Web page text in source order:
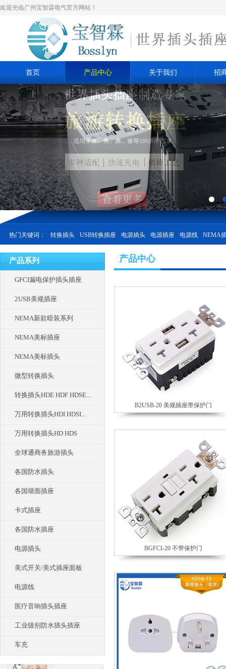
欢迎光临广州宝智霖电气官方网站！
首页 产品中心 关于我们 招
热门关键词： 转换插头 USB转换插座 电源插头 电源插座 电源线 NEMA
产品系列
GFCI漏电保护插头插座
2USB美规插座
NEMA新款暗装系列
NEMA美标插座
NEMA美标插头
微型转换插头
转换插头HDE HDF HDSE...
万用转换插头HDI HDSI...
万用转换插头HD HDS
全球通商务旅游插头
各国防水插头
各国墙面插座
卡式插座
各国防水插座
电源插头
美式开关/美式插座面板
电源线
医疗音响插头插座
工业级别防水插头插座
车充
产品中心
B2USB-20 美规插座带保护门
BGFCI-20 不带保护门